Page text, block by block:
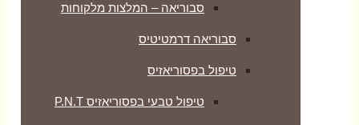
סבוריאה – המלצות מלקוחות
סבוריאה דרמטיטיס
טיפול בפסוריאזיס
טיפול טבעי בפסוריאזיס P.N.T